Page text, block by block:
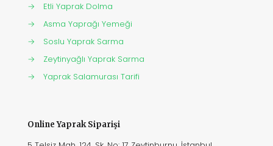
→
Etli Yaprak Dolma
→
Asma Yaprağı Yemeği
→
Soslu Yaprak Sarma
→
Zeytinyağlı Yaprak Sarma
→
Yaprak Salamurası Tarifi
Online Yaprak Siparişi